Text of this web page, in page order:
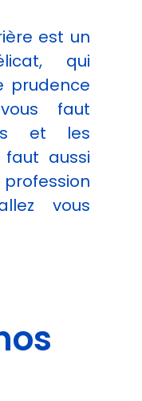
est un
qui
prudence
faut
et les
aussi
vous